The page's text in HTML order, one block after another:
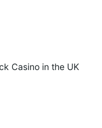
Casino in the UK